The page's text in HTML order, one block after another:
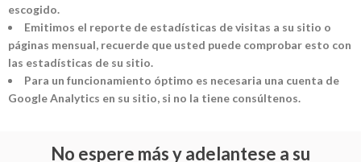
escogido.
Emitimos el reporte de estadísticas de visitas a su sitio o
páginas mensual, recuerde que usted puede comprobar esto con
las estadísticas de su sitio.
Para un funcionamiento óptimo es necesaria una cuenta de
Google Analytics en su sitio, si no la tiene consúltenos.
No espere más y adelantese a su